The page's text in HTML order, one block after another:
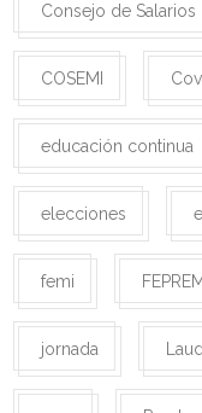
Consejo de Salarios
COSEMI
educación continua
elecciones
femi FEPREMI
jornada